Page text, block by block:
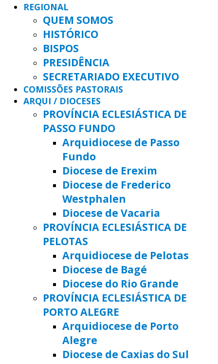
REGIONAL
QUEM SOMOS
HISTÓRICO
BISPOS
PRESIDÊNCIA
SECRETARIADO EXECUTIVO
COMISSÕES PASTORAIS
ARQUI / DIOCESES
PROVÍNCIA ECLESIÁSTICA DE
PASSO FUNDO
Arquidiocese de Passo
Fundo
Diocese de Erexim
Diocese de Frederico
Westphalen
Diocese de Vacaria
PROVÍNCIA ECLESIÁSTICA DE
PELOTAS
Arquidiocese de Pelotas
Diocese de Bagé
Diocese do Rio Grande
PROVÍNCIA ECLESIÁSTICA DE
PORTO ALEGRE
Arquidiocese de Porto
Alegre
Diocese de Caxias do Sul